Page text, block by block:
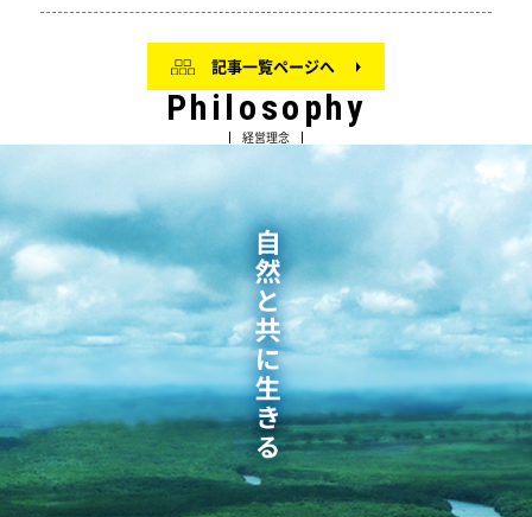
記事一覧ページへ
Philosophy
経営理念